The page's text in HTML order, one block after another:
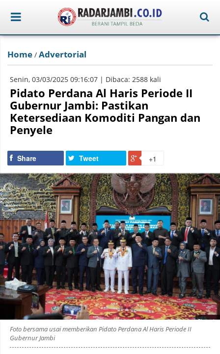
Home / Advertorial
Senin, 03/03/2025 09:16:07 | Dibaca: 2588 kali
Pidato Perdana Al Haris Periode II
Gubernur Jambi: Pastikan
Ketersediaan Komoditi Pangan dan
Penyele
Share Tweet +1
Photo by
Foto bersama usai memberikan Pidato Perdana Al Haris Periode II
Gubernur Jambi